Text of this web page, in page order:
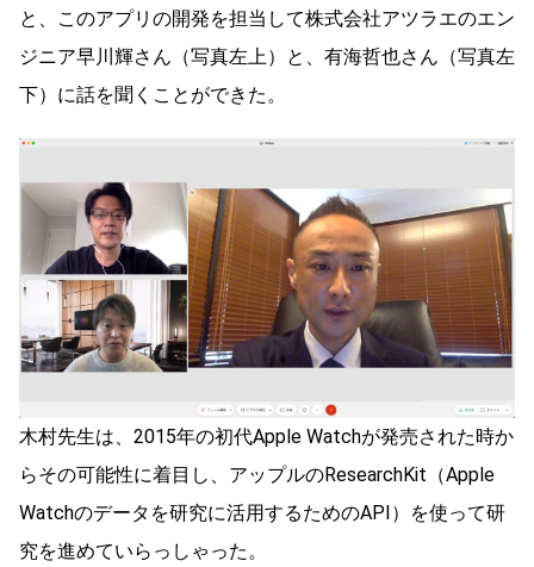
と、このアプリの開発を担当して株式会社アツラエのエン
ジニア早川輝さん（写真左上）と、有海哲也さん（写真左
下）に話を聞くことができた。
木村先生は、2015年の初代Apple Watchが発売された時か
らその可能性に着目し、アップルのResearchKit（Apple
Watchのデータを研究に活用するためのAPI）を使って研
究を進めていらっしゃった。